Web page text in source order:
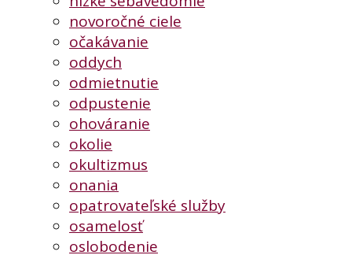
novoročné ciele
očakávanie
oddych
odmietnutie
odpustenie
ohováranie
okolie
okultizmus
onania
opatrovateľské služby
osamelosť
oslobodenie